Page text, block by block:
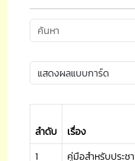
ลำดับ เรื่อง
1
คู่มือสำหรับประช